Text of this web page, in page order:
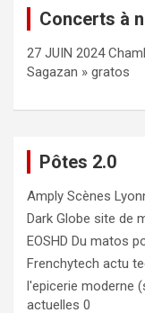
Concerts à
27 JUIN 2024
Sagazan » gratos
Pôtes 2.0
Amply Scènes
Dark Globe site de
EOSHD Du matos
Frenchytech actu
l'epicerie moderne
actuelles 0